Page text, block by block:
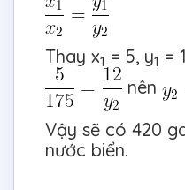
Thay x1 = 5, y1 =
nên
Vậy sẽ có 420
nước biển.